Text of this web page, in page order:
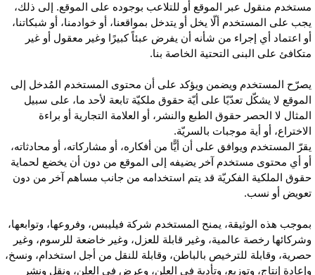
منقول عبر الموقع أو للتلاعب بوجوده على الموقع. إلى ذلك،
على المستخدم ألّا يخل أو يتدخل بمواقعنا، أو خوادمنا، أو شبكاتنا،
اعتماد أي إجراء من شأنه أن يفرض عبئاً كبيرًا وغير معقول أو غير
على البنى التحتية الخاصة بنا.
المستخدم ويضمن ويؤكد على أن محتوى المستخدم المُدخل إلى
لا يشكّل تعدّيًا على أيّة حقوق ملكيّة تابعة لأحد ما، على سبيل
لا الحصر حقوق الطبع والنشر، أو العلامة التجارية أو براءة
أو أية موجبات بالسريّة.
المستخدم ويوافق على أن أيًّا من أفكاره، أو مشاركاته، أو محادثاته،
أي محتوى مستخدم آخر يضيفه إلى الموقع من دون أن يخضع لحماية
الملكية الفكريّة قد يتم استخدامه من جانب مساهم آخر من دون
أو نسب.
هذه الوثيقة، يمنح المستخدم شركة فيليبس، وفروعها، وتوابعها،
رخصة عالمية، وغير قابلة للعزل، وغير خاضعة للرسوم، وغير
وقابلة للترخيص بالباطن، وقابلة للنقل من أجل استخدام، ونسخ،
إنتاج، وتوزيع، وتأدية في العلن، وعرض في العلن، ونقل ونشر